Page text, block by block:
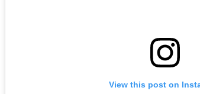
View this post on